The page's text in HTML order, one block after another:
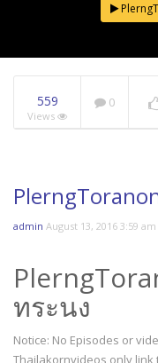
559
Views
0
admin August 13, 2016 3:59 am
ทระนง
Notice: No Episodes or
Thailakornvideos only